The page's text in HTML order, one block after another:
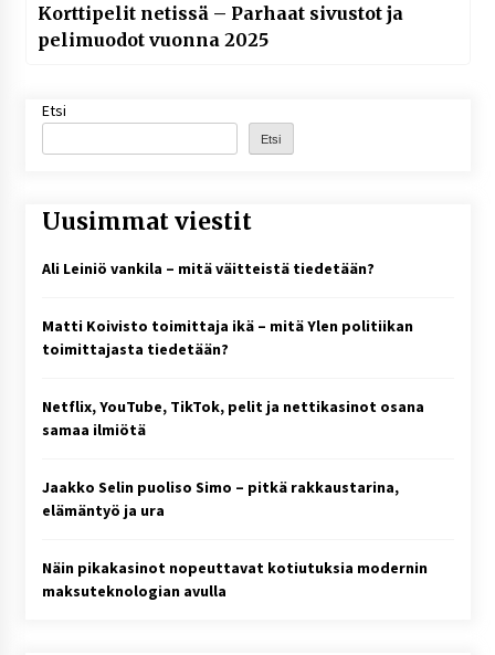
Korttipelit netissä – Parhaat sivustot ja
pelimuodot vuonna 2025
Etsi
Etsi
Uusimmat viestit
Ali Leiniö vankila – mitä väitteistä tiedetään?
Matti Koivisto toimittaja ikä – mitä Ylen politiikan
toimittajasta tiedetään?
Netflix, YouTube, TikTok, pelit ja nettikasinot osana
samaa ilmiötä
Jaakko Selin puoliso Simo – pitkä rakkaustarina,
elämäntyö ja ura
Näin pikakasinot nopeuttavat kotiutuksia modernin
maksuteknologian avulla